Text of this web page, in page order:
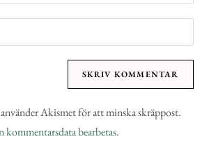
Akismet för att minska skräppost.
bearbetas.